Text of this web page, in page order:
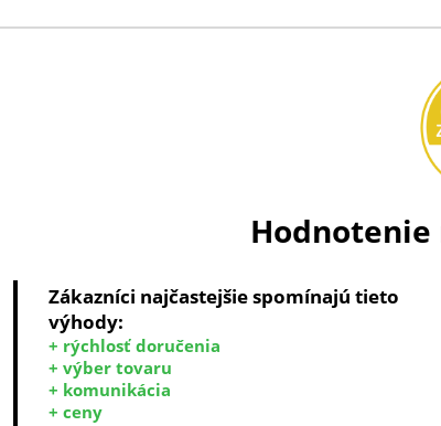
Hodnotenie
Zákazníci najčastejšie spomínajú tieto
výhody:
+ rýchlosť doručenia
+ výber tovaru
+ komunikácia
+ ceny